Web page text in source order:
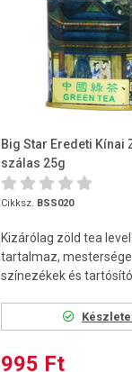
Big Star Eredeti Kínai
szálas 25g
Cikksz. BSS020
Kizárólag zöld tea
tartalmaz,
színezékek és
995 Ft